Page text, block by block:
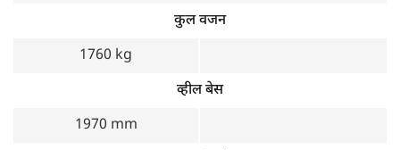
कुल वजन
1760 kg
व्हील बेस
1970 mm